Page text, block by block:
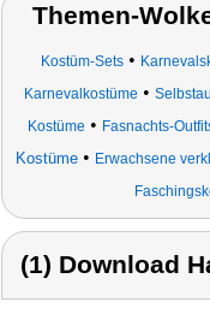
Themen-
Kostüm-Sets•
Karnevalkostüme •
Kostüme • Fasnachts-
Kostüme• Erwachsene
(1) Download